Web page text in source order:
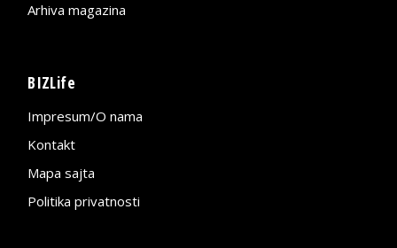
Arhiva magazina
BIZLife
Impresum/O nama
Kontakt
Mapa sajta
Politika privatnosti